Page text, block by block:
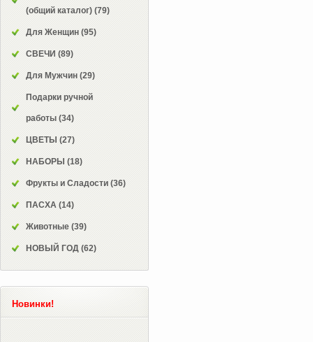
(общий каталог) (79)
Для Женщин (95)
СВЕЧИ (89)
Для Мужчин (29)
Подарки ручной
работы (34)
ЦВЕТЫ (27)
НАБОРЫ (18)
Фрукты и Сладости (36)
ПАСХА (14)
Животные (39)
НОВЫЙ ГОД (62)
Новинки!